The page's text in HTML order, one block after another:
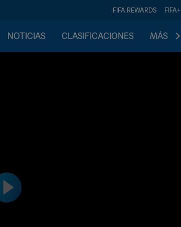
FIFA REWARDS FIFA+
NOTICIAS CLASIFICACIONES MÁS